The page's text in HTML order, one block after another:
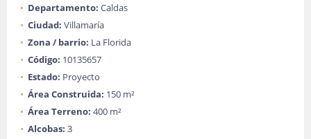
Departamento: Caldas
Ciudad: Villamaría
Zona / barrio: La Florida
Código: 10135657
Estado: Proyecto
Área Construida: 150 m²
Área Terreno: 400 m²
Alcobas: 3